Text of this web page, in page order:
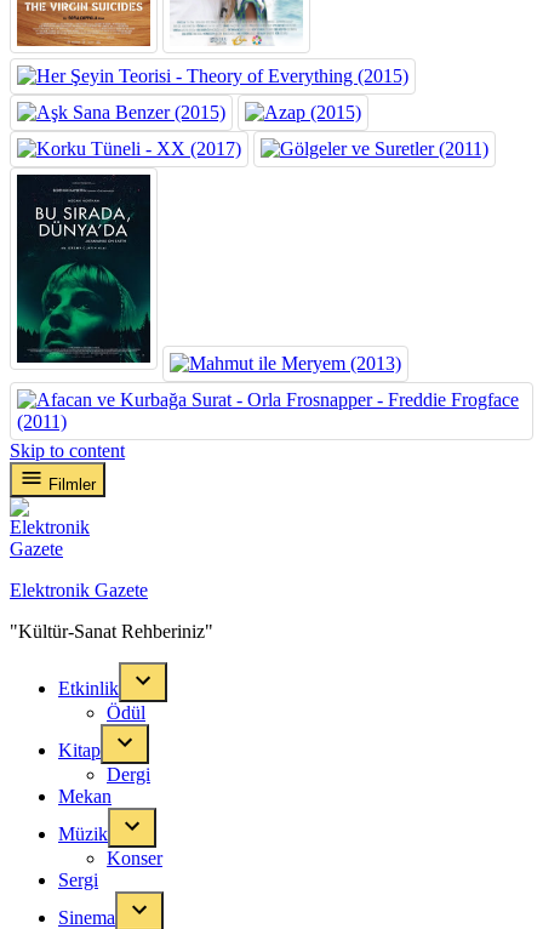
Skip to content
Filmler
Elektronik Gazete
"Kültür-Sanat Rehberiniz"
Etkinlik
Ödül
Kitap
Dergi
Mekan
Müzik
Konser
Sergi
Sinema